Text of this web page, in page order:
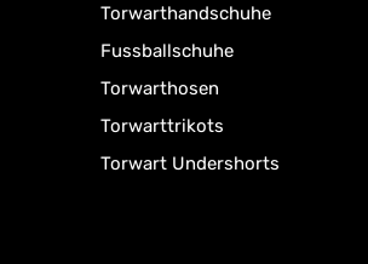
Torwarthandschuhe
Fussballschuhe
Torwarthosen
Torwarttrikots
Torwart Undershorts